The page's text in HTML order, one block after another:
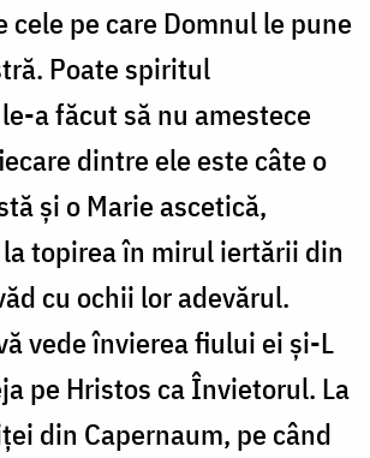
cele pe care Domnul le pune
Poate spiritul
a făcut să nu amestece
dintre ele este câte o
și o Marie ascetică,
topirea în mirul iertării din
cu ochii lor adevărul.
vede învierea fiului ei și-L
pe Hristos ca Învietorul. La
din Capernaum, pe când